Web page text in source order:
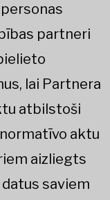
partneri
lai Partnera
atbilstoši
aktu
aizliegts
saviem